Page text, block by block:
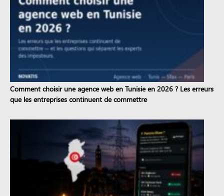
Comment choisir une agence web en Tunisie en 2026 ? Les erreurs
que les entreprises continuent de commettre